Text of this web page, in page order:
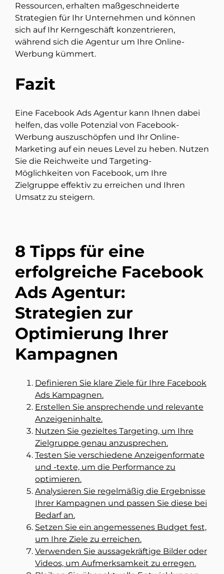
Ressourcen, erhalten maßgeschneiderte
Strategien für Ihr Unternehmen und können
sich auf Ihr Kerngeschäft konzentrieren,
während sich die Agentur um Ihre Online-
Werbung kümmert.
Fazit
Eine Facebook Ads Agentur kann Ihnen dabei
helfen, das volle Potenzial von Facebook-
Werbung auszuschöpfen und Ihr Online-
Marketing auf ein neues Level zu heben. Nutzen
Sie die Reichweite und Targeting-
Möglichkeiten von Facebook, um Ihre
Zielgruppe effektiv zu erreichen und Ihren
Umsatz zu steigern.
8 Tipps für eine
erfolgreiche Facebook
Ads Agentur:
Strategien zur
Optimierung Ihrer
Kampagnen
Definieren Sie klare Ziele für Ihre Facebook
Ads Kampagnen.
Erstellen Sie ansprechende und relevante
Anzeigeninhalte.
Nutzen Sie gezieltes Targeting, um Ihre
Zielgruppe genau anzusprechen.
Testen Sie verschiedene Anzeigenformate
und -texte, um die Performance zu
optimieren.
Analysieren Sie regelmäßig die Ergebnisse
Ihrer Kampagnen und passen Sie diese bei
Bedarf an.
Setzen Sie ein angemessenes Budget fest,
um Ihre Ziele zu erreichen.
Verwenden Sie aussagekräftige Bilder oder
Videos, um Aufmerksamkeit zu erregen.